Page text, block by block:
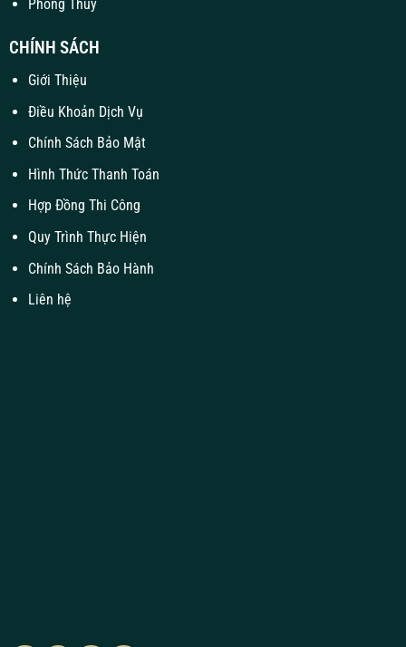
Phong Thủy
CHÍNH SÁCH
Giới Thiệu
Điều Khoản Dịch Vụ
Chính Sách Bảo Mật
Hình Thức Thanh Toán
Hợp Đồng Thi Công
Quy Trình Thực Hiện
Chính Sách Bảo Hành
Liên hệ